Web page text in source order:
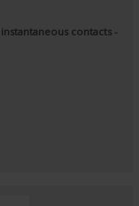
contacts -